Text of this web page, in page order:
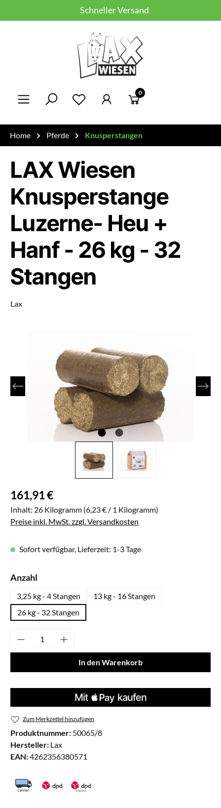
Zum Hauptinhalt springenSchneller Versand
Du hast 0 Produkte auf dem
0
Home Pferde Knusperstangen
LAX Wiesen
Knusperstange
Luzerne- Heu +
Hanf - 26 kg - 32
Stangen
Lax
Regulärer Preis:
161,91 €
Inhalt: 26 Kilogramm (6,23 € / 1 Kilogramm)
Preise inkl. MwSt. zzgl. Versandkosten
Sofort verfügbar, Lieferzeit: 1-3 Tage
Anzahl
3,25 kg - 4 Stangen
13 kg - 16 Stangen
26 kg - 32 Stangen
Produkt Anzahl: Gib den gewünschten
In den Warenkorb
Zum Merkzettel hinzufügen
Produktnummer: 50065/8
Hersteller: Lax
EAN:4262356380571